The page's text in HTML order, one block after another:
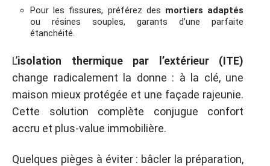
Pour les fissures, préférez des mortiers adaptés
ou résines souples, garants d’une parfaite
étanchéité.
L’isolation thermique par l’extérieur (ITE)
change radicalement la donne : à la clé, une
maison mieux protégée et une façade rajeunie.
Cette solution complète conjugue confort
accru et plus-value immobilière.
Quelques pièges à éviter : bâcler la préparation,